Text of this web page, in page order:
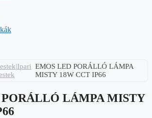
EMOS LED PORÁLLÓ LÁMPA
MISTY 18W CCT IP66
LÁMPA MISTY